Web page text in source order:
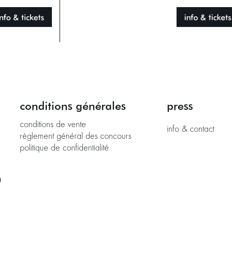
& tickets info & tickets
conditions générales
conditions de vente
règlement général des concours
politique de confidentialité
press
info & contact